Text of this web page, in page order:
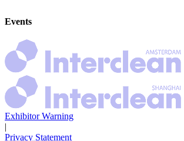
Events
Exhibitor Warning
|
Privacy Statement